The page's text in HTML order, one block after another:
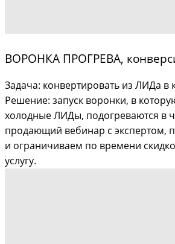
ВОРОНКА ПРОГРЕВА,
Задача: конвертировать из ЛИДа в
Решение: запуск воронки, в
холодные ЛИДы, подогреваются в
продающий вебинар с экспертом,
и ограничиваем по времени
услугу.